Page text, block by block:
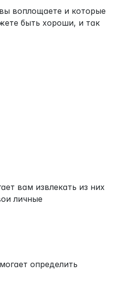
воплощаете и которые
быть хороши, и так
вам извлекать из них
личные
определить